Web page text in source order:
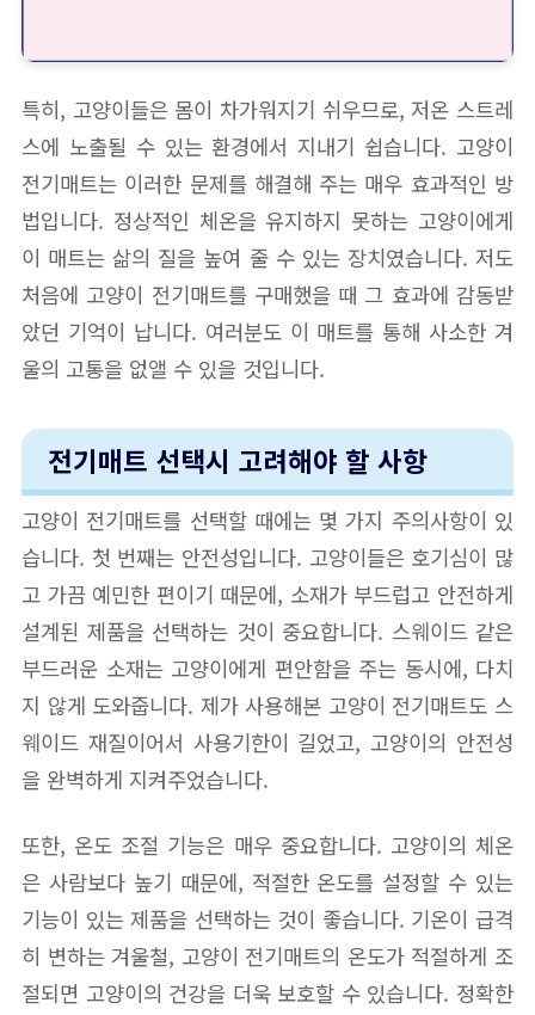
특히, 고양이들은 몸이 차가워지기 쉬우므로, 저온 스트레
스에 노출될 수 있는 환경에서 지내기 쉽습니다. 고양이
전기매트는 이러한 문제를 해결해 주는 매우 효과적인 방
법입니다. 정상적인 체온을 유지하지 못하는 고양이에게
이 매트는 삶의 질을 높여 줄 수 있는 장치였습니다. 저도
처음에 고양이 전기매트를 구매했을 때 그 효과에 감동받
았던 기억이 납니다. 여러분도 이 매트를 통해 사소한 겨
울의 고통을 없앨 수 있을 것입니다.
전기매트 선택시 고려해야 할 사항
고양이 전기매트를 선택할 때에는 몇 가지 주의사항이 있
습니다. 첫 번째는 안전성입니다. 고양이들은 호기심이 많
고 가끔 예민한 편이기 때문에, 소재가 부드럽고 안전하게
설계된 제품을 선택하는 것이 중요합니다. 스웨이드 같은
부드러운 소재는 고양이에게 편안함을 주는 동시에, 다치
지 않게 도와줍니다. 제가 사용해본 고양이 전기매트도 스
웨이드 재질이어서 사용기한이 길었고, 고양이의 안전성
을 완벽하게 지켜주었습니다.
또한, 온도 조절 기능은 매우 중요합니다. 고양이의 체온
은 사람보다 높기 때문에, 적절한 온도를 설정할 수 있는
기능이 있는 제품을 선택하는 것이 좋습니다. 기온이 급격
히 변하는 겨울철, 고양이 전기매트의 온도가 적절하게 조
절되면 고양이의 건강을 더욱 보호할 수 있습니다. 정확한